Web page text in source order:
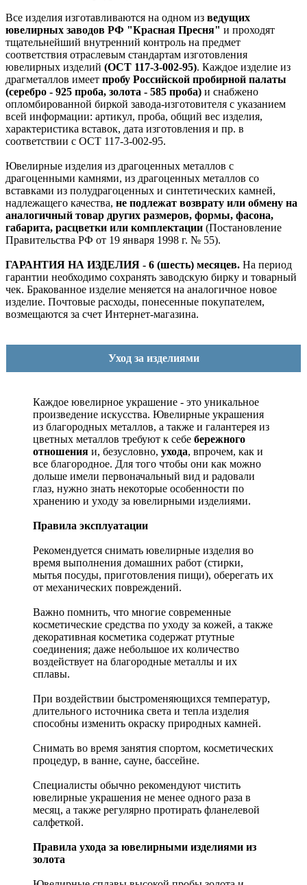
Все изделия изготавливаются на одном из ведущих
ювелирных заводов РФ "Красная Пресня" и проходят
тщательнейший внутренний контроль на предмет
соответствия отраслевым стандартам изготовления
ювелирных изделий (ОСТ 117-3-002-95). Каждое изделие из
драгметаллов имеет пробу Российской пробирной палаты
(серебро - 925 проба, золота - 585 проба) и снабжено
опломбированной биркой завода-изготовителя с указанием
всей информации: артикул, проба, общий вес изделия,
характеристика вставок, дата изготовления и пр. в
соответствии с ОСТ 117-3-002-95.
Ювелирные изделия из драгоценных металлов с
драгоценными камнями, из драгоценных металлов со
вставками из полудрагоценных и синтетических камней,
надлежащего качества, не подлежат возврату или обмену на
аналогичный товар других размеров, формы, фасона,
габарита, расцветки или комплектации (Постановление
Правительства РФ от 19 января 1998 г. № 55).
ГАРАНТИЯ НА ИЗДЕЛИЯ - 6 (шесть) месяцев. На период
гарантии необходимо сохранять заводскую бирку и товарный
чек. Бракованное изделие меняется на аналогичное новое
изделие. Почтовые расходы, понесенные покупателем,
возмещаются за счет Интернет-магазина.
Уход за изделиями
Каждое ювелирное украшение - это уникальное
произведение искусства. Ювелирные украшения
из благородных металлов, а также и галантерея из
цветных металлов требуют к себе бережного
отношения и, безусловно, ухода, впрочем, как и
все благородное. Для того чтобы они как можно
дольше имели первоначальный вид и радовали
глаз, нужно знать некоторые особенности по
хранению и уходу за ювелирными изделиями.
Правила эксплуатации
Рекомендуется снимать ювелирные изделия во
время выполнения домашних работ (стирки,
мытья посуды, приготовления пищи), оберегать их
от механических повреждений.
Важно помнить, что многие современные
косметические средства по уходу за кожей, а также
декоративная косметика содержат ртутные
соединения; даже небольшое их количество
воздействует на благородные металлы и их
сплавы.
При воздействии быстроменяющихся температур,
длительного источника света и тепла изделия
способны изменить окраску природных камней.
Снимать во время занятия спортом, косметических
процедур, в ванне, сауне, бассейне.
Специалисты обычно рекомендуют чистить
ювелирные украшения не менее одного раза в
месяц, а также регулярно протирать фланелевой
салфеткой.
Правила ухода за ювелирными изделиями из
золота